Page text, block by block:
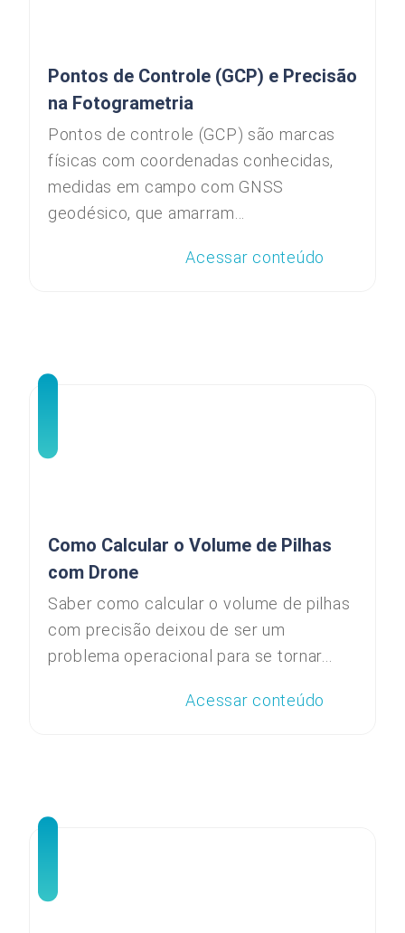
Pontos de Controle (GCP) e Precisão
na Fotogrametria
Pontos de controle (GCP) são marcas
físicas com coordenadas conhecidas,
medidas em campo com GNSS
geodésico, que amarram...
Acessar conteúdo
Como Calcular o Volume de Pilhas
com Drone
Saber como calcular o volume de pilhas
com precisão deixou de ser um
problema operacional para se tornar...
Acessar conteúdo